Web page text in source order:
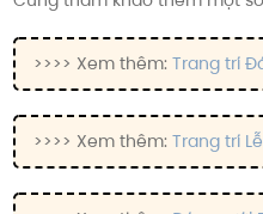
>>>> Xem thêm: Trang trí
>>>> Xem thêm: Trang trí